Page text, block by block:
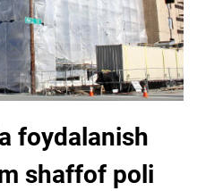
foydalanish
shaffof poli